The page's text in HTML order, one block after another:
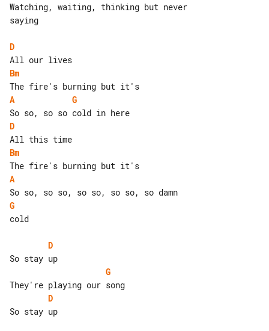
Watching, waiting, thinking but never
saying
D
Bm
A
G
D
Bm
A
G
cold
D
G
D
So stay up